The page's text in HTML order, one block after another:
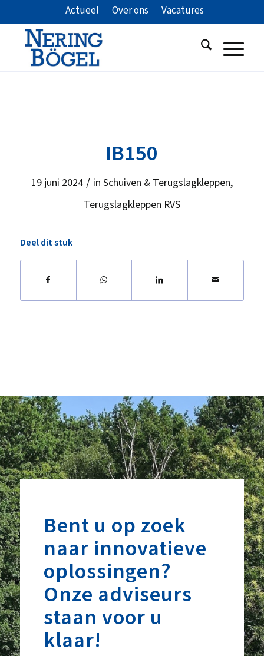
Actueel Over ons Vacatures
IB150
19 juni 2024 / in Schuiven & Terugslagkleppen,
Terugslagkleppen RVS
Deel dit stuk
Bent u op zoek
naar innovatieve
oplossingen?
Onze adviseurs
staan voor u
klaar!